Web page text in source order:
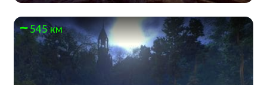
545 км